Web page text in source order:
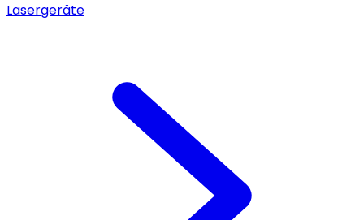
Lasergeräte